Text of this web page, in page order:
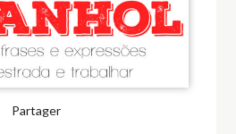
Partager